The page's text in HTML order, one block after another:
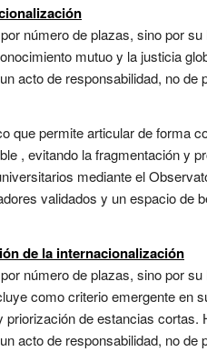
número de plazas, sino por
mutuo y la justicia
acto de responsabilidad, no de
que permite articular de forma
, evitando la fragmentación y
mediante el
validados y un espacio
de la internacionalización
número de plazas, sino por
como criterio emergente en
de estancias
acto de responsabilidad, no de